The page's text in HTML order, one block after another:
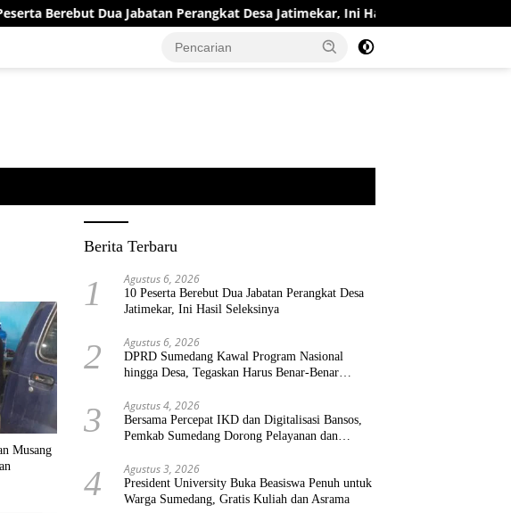
Berebut Dua Jabatan Perangkat Desa Jatimekar, Ini Hasil Seleksinya
Musang
Berita Terbaru
1 Agustus 6, 2026
10 Peserta Berebut Dua Jabatan Perangkat Desa
Jatimekar, Ini Hasil Seleksinya
2 Agustus 6, 2026
DPRD Sumedang Kawal Program Nasional
hingga Desa, Tegaskan Harus Benar-Benar
3 Agustus 4, 2026
Bersama Percepat IKD dan Digitalisasi Bansos,
Pemkab Sumedang Dorong Pelayanan dan
4 Agustus 3, 2026
President University Buka Beasiswa Penuh untuk
Warga Sumedang, Gratis Kuliah dan Asrama